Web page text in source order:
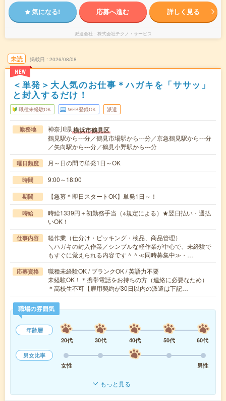
気になる! 応募へ進む 詳しく見る
派遣会社 株式会社テクノ・サービス
未読
NEW
掲載日 2026/08/08
＜単発＞大人気のお仕事＊ハガキを「ササッ」
と封入するだけ！
職種未経験OK WEB登録OK 派遣
勤務地 神奈川県横浜市鶴見区
鶴見駅から---分／鶴見市場駅から---分／京急鶴見駅から---分
／矢向駅から---分／鶴見小野駅から---分
曜日頻度 月～日の間で単発1日～OK
時間 9:00～18:00
期間 【急募＊即日スタートOK】単発1日～！
時給
時給1339円＋初勤務手当（※規定による）★翌日払い・週払
いOK！
仕事内容
軽作業（仕分け・ピッキング・検品、商品管理）
＼ハガキの封入作業／シンプルな軽作業が中心で、未経験で
もすぐに覚えられる内容です＾＾≪同時募集中≫・…
応募資格
職種未経験OK / ブランクOK / 英語力不要
未経験OK！＊携帯電話をお持ちの方（連絡に必要なため）
＊高校生不可【雇用契約が30日以内の派遣は下記…
職場の雰囲気
年齢層
20代
30代 40代 50代
60代
男女比率
女性
男性
もっと見る